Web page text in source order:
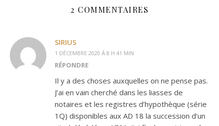
2 COMMENTAIRES
SIRIUS
1 DÉCEMBRE 2020 À 8 H 41 MIN
RÉPONDRE
Il y a des choses auxquelles on ne pense pas.
J’ai en vain cherché dans les liasses de
notaires et les registres d’hypothèque (série
1Q) disponibles aux AD 18 la succession d’un